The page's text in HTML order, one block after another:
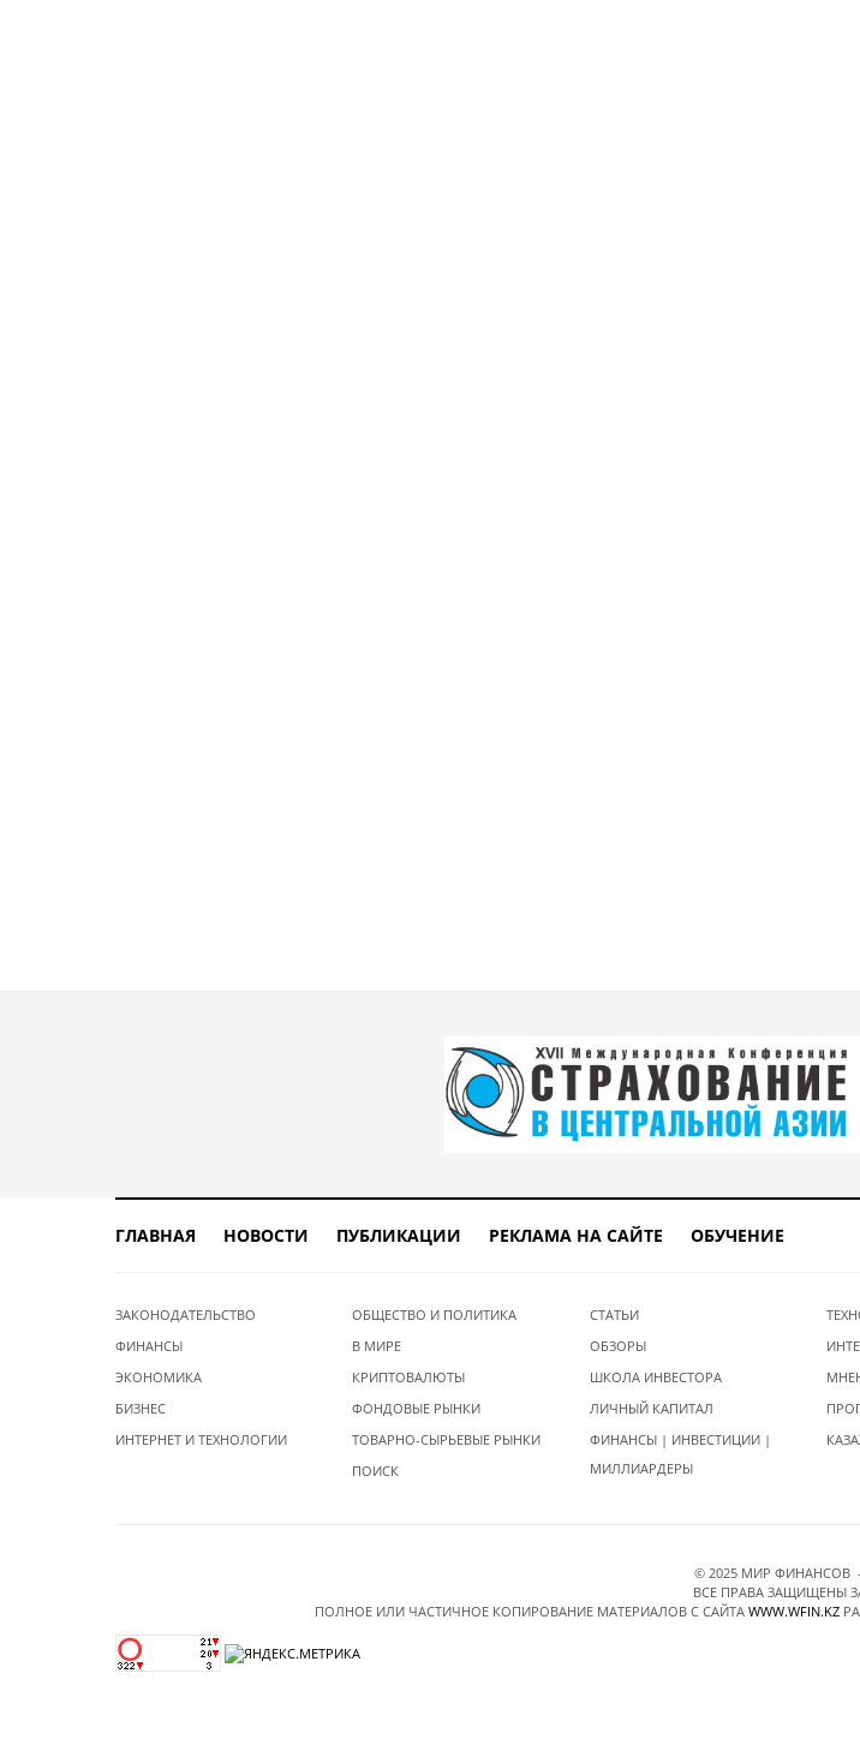
ГЛАВНАЯ НОВОСТИ ПУБЛИКАЦИИ РЕКЛАМА НА САЙТЕ ОБУЧЕНИЕ
ЗАКОНОДАТЕЛЬСТВО
ФИНАНСЫ
ЭКОНОМИКА
БИЗНЕС
ИНТЕРНЕТ И ТЕХНОЛОГИИ
ОБЩЕСТВО И ПОЛИТИКА
В МИРЕ
КРИПТОВАЛЮТЫ
ФОНДОВЫЕ РЫНКИ
ТОВАРНО-СЫРЬЕВЫЕ РЫНКИ
ПОИСК
СТАТЬИ
ОБЗОРЫ
ШКОЛА ИНВЕСТОРА
ЛИЧНЫЙ КАПИТАЛ
ФИНАНСЫ | ИНВЕСТИЦИИ |
МИЛЛИАРДЕРЫ
© 2025 МИР ФИНАНСОВ -
ВСЕ ПРАВА ЗАЩИЩЕНЫ
ПОЛНОЕ ИЛИ ЧАСТИЧНОЕ КОПИРОВАНИЕ МАТЕРИАЛОВ C САЙТА WWW.WFIN.KZ